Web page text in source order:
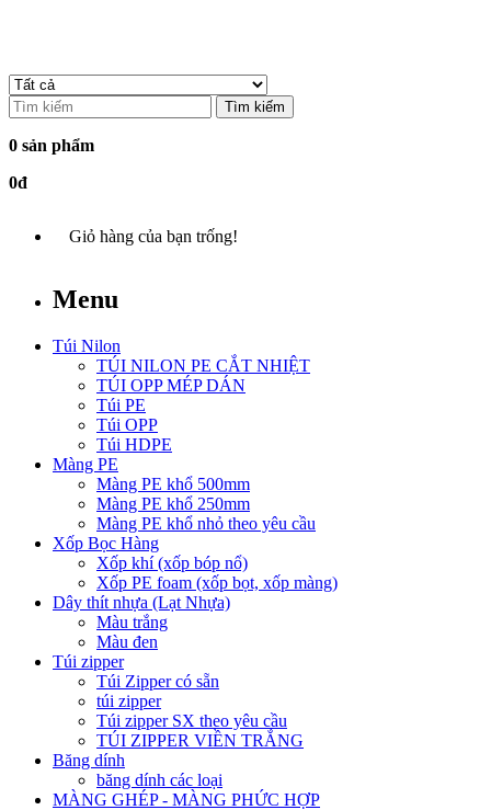
Tìm kiếm
0 sản phẩm
0đ
Giỏ hàng của bạn trống!
Menu
Túi Nilon
TÚI NILON PE CẮT NHIỆT
TÚI OPP MÉP DÁN
Túi PE
Túi OPP
Túi HDPE
Màng PE
Màng PE khổ 500mm
Màng PE khổ 250mm
Màng PE khổ nhỏ theo yêu cầu
Xốp Bọc Hàng
Xốp khí (xốp bóp nổ)
Xốp PE foam (xốp bọt, xốp màng)
Dây thít nhựa (Lạt Nhựa)
Màu trắng
Màu đen
Túi zipper
Túi Zipper có sẵn
túi zipper
Túi zipper SX theo yêu cầu
TÚI ZIPPER VIỀN TRẮNG
Băng dính
băng dính các loại
MÀNG GHÉP - MÀNG PHỨC HỢP